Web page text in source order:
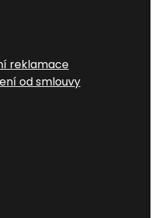
reklamace
od smlouvy